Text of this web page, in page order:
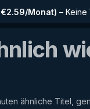
Monat) – Keine
ähnliche Titel,